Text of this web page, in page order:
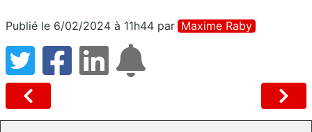
Publié le 6/02/2024 à 11h44 par Maxime Raby